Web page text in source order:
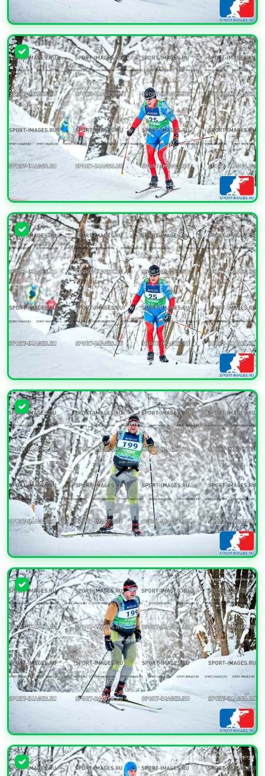
УВЕЛИЧИТЬ
УВЕЛИЧИТЬ
УВЕЛИЧИТЬ
УВЕЛИЧИТЬ
УВЕЛИЧИТЬ